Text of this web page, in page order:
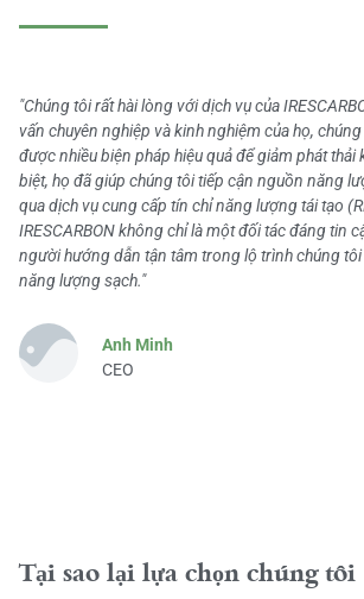
"Chúng tôi rất hài lòng với dịch vụ của
vấn chuyên nghiệp và kinh nghiệm của họ,
được nhiều biện pháp hiệu quả để giảm phát thải
biệt, họ đã giúp chúng tôi tiếp cận nguồn năng
qua dịch vụ cung cấp tín chỉ năng lượng tái tạo
IRESCARBON không chỉ là một đối tác đáng tin
người hướng dẫn tận tâm trong lộ trình chúng
năng lượng sạch."
Anh Minh
CEO
Tại sao lại lựa chọn chúng tôi